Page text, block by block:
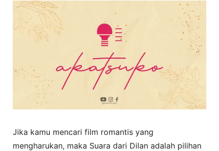
Jika kamu mencari film romantis yang
mengharukan, maka Suara dari Dilan adalah pilihan